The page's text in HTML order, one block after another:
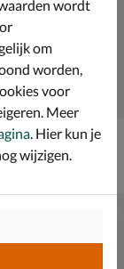
2 Lo
- groen
wordt
om
worden,
voor
Meer
. Hier kun je
wijzigen.